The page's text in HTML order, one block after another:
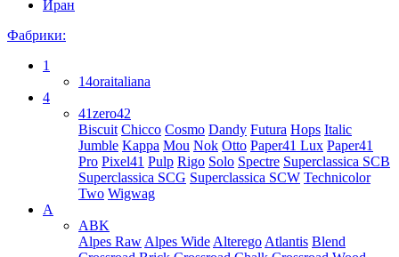
Иран
Фабрики:
1
14oraitaliana
4
41zero42
Biscuit Chicco Cosmo Dandy Futura Hops Italic
Jumble Kappa Mou Nok Otto Paper41 Lux Paper41
Pro Pixel41 Pulp Rigo Solo Spectre Superclassica SCB
Superclassica SCG Superclassica SCW Technicolor
Two Wigwag
A
ABK
Alpes Raw Alpes Wide Alterego Atlantis Blend